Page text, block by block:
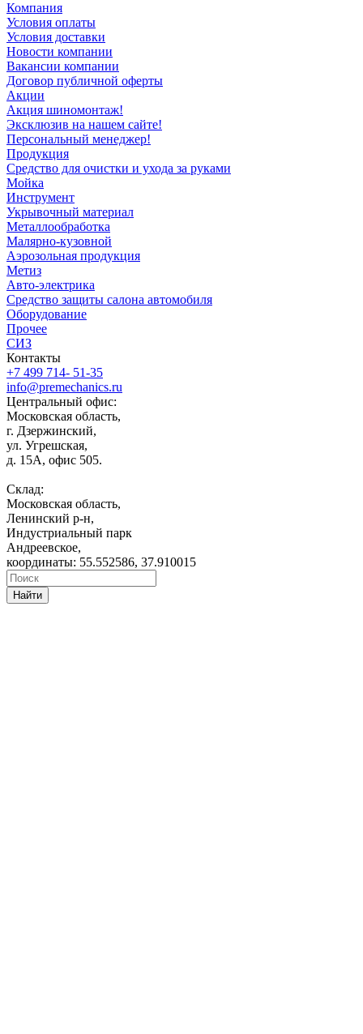
Компания
Условия оплаты
Условия доставки
Новости компании
Вакансии компании
Договор публичной оферты
Акции
Акция шиномонтаж!
Эксклюзив на нашем сайте!
Персональный менеджер!
Продукция
Средство для очистки и ухода за руками
Мойка
Инструмент
Укрывочный материал
Металлообработка
Малярно-кузовной
Аэрозольная продукция
Метиз
Авто-электрика
Средство защиты салона автомобиля
Оборудование
Прочее
СИЗ
Контакты
+7 499 714- 51-35
info@premechanics.ru
Центральный офис:
Московская область,
г. Дзержинский,
ул. Угрешская,
д. 15А, офис 505.
Склад:
Московская область,
Ленинский р-н,
Индустриальный парк
Андреевское,
координаты: 55.552586, 37.910015
Найти